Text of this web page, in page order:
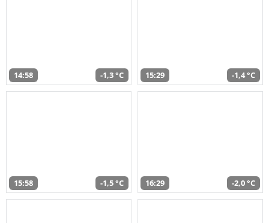
14:58 -1,3 °C 15:29 -1,4 °C
15:58 -1,5 °C 16:29 -2,0 °C